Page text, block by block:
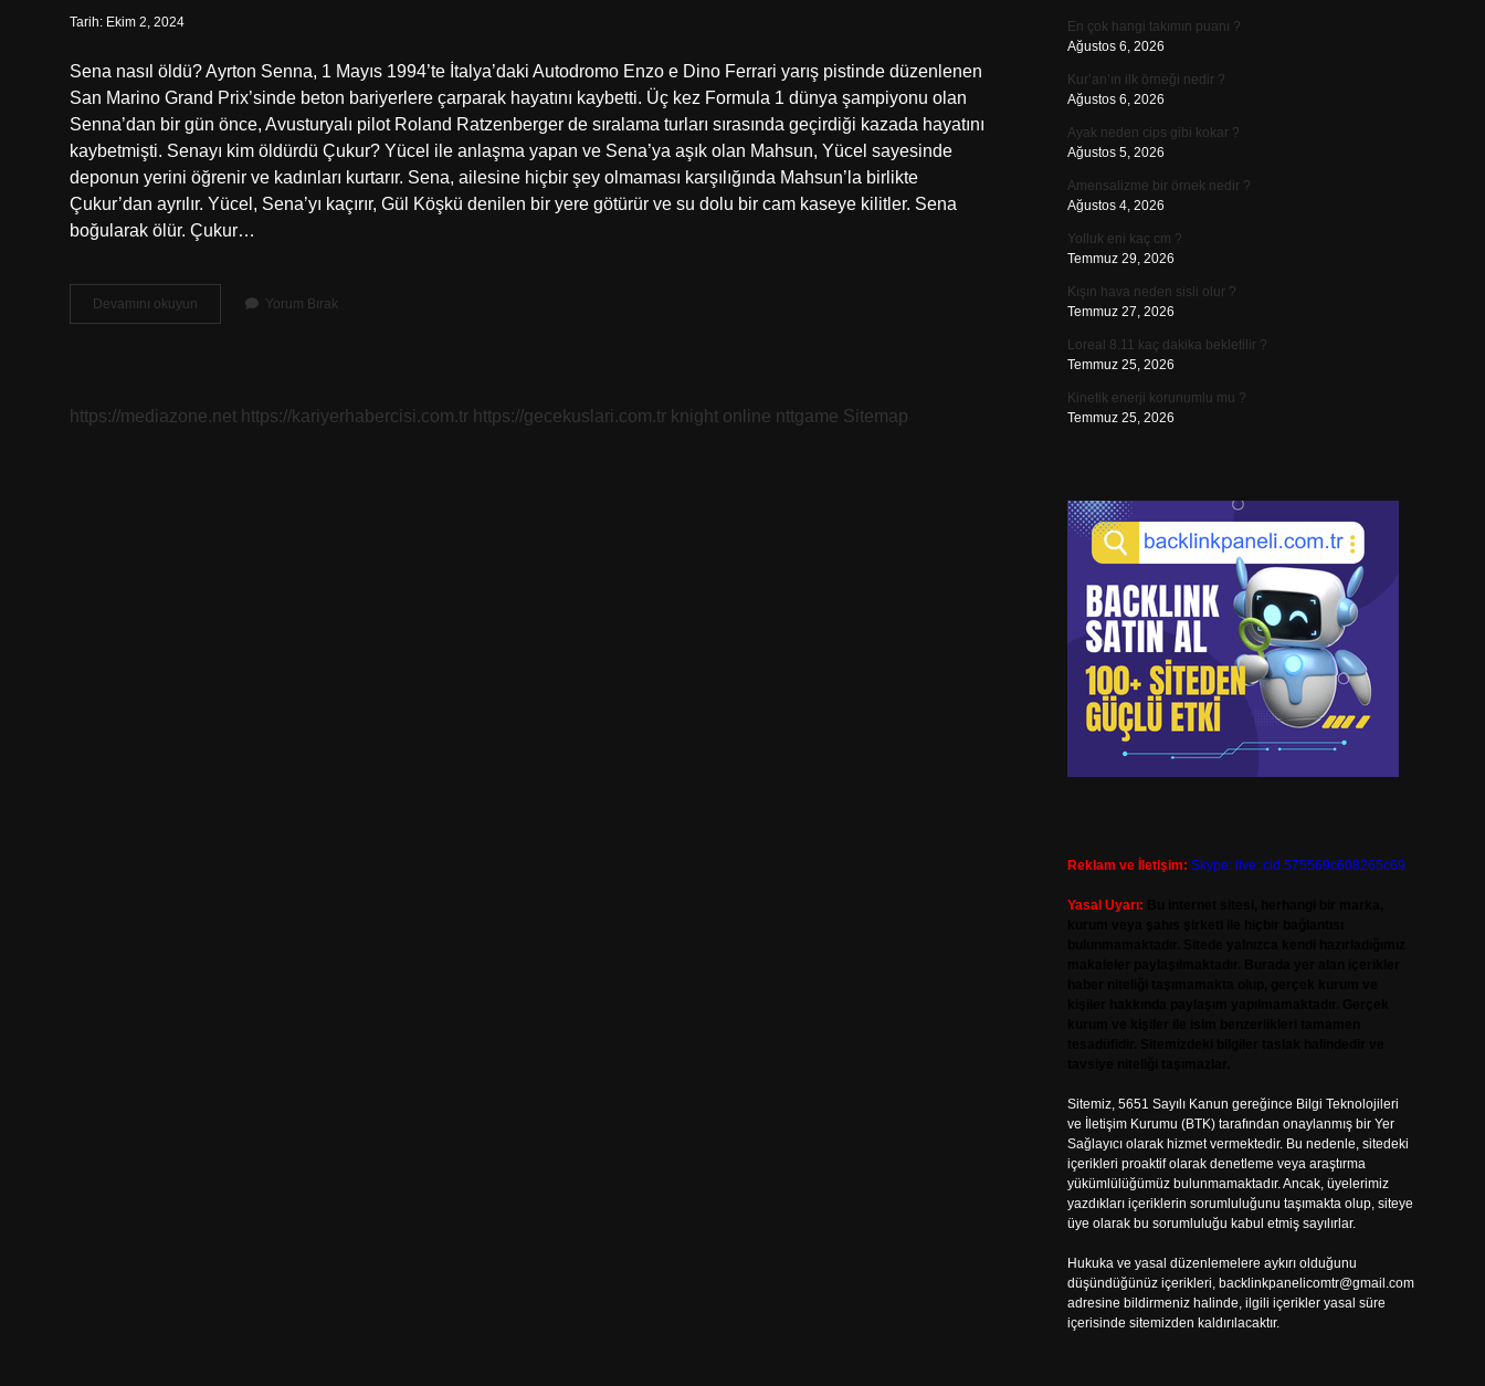
Tarih: Ekim 2, 2024
Sena nasıl öldü? Ayrton Senna, 1 Mayıs 1994’te İtalya’daki Autodromo Enzo e Dino Ferrari yarış pistinde düzenlenen
San Marino Grand Prix’sinde beton bariyerlere çarparak hayatını kaybetti. Üç kez Formula 1 dünya şampiyonu olan
Senna’dan bir gün önce, Avusturyalı pilot Roland Ratzenberger de sıralama turları sırasında geçirdiği kazada hayatını
kaybetmişti. Senayı kim öldürdü Çukur? Yücel ile anlaşma yapan ve Sena’ya aşık olan Mahsun, Yücel sayesinde
deponun yerini öğrenir ve kadınları kurtarır. Sena, ailesine hiçbir şey olmaması karşılığında Mahsun’la birlikte
Çukur’dan ayrılır. Yücel, Sena’yı kaçırır, Gül Köşkü denilen bir yere götürür ve su dolu bir cam kaseye kilitler. Sena
boğularak ölür. Çukur…
Devamını okuyun
Hangi
Yorum Bırak
https://mediazone.net https://kariyerhabercisi.com.tr https://gecekuslari.com.tr knight online nttgame Sitemap
En çok hangi takımın puanı ?
Ağustos 6, 2026
Kur’an’ın ilk örneği nedir ?
Ağustos 6, 2026
Ayak neden cips gibi kokar ?
Ağustos 5, 2026
Amensalizme bir örnek nedir ?
Ağustos 4, 2026
Yolluk eni kaç cm ?
Temmuz 29, 2026
Kışın hava neden sisli olur ?
Temmuz 27, 2026
Loreal 8.11 kaç dakika bekletilir ?
Temmuz 25, 2026
Kinetik enerji korunumlu mu ?
Temmuz 25, 2026
Reklam ve İletişim: Skype: live:.cid.575569c608265c69
Yasal Uyarı:
Sitemiz, 5651 Sayılı Kanun gereğince Bilgi Teknolojileri
ve İletişim Kurumu (BTK) tarafından onaylanmış bir Yer
Sağlayıcı olarak hizmet vermektedir. Bu nedenle, sitedeki
içerikleri proaktif olarak denetleme veya araştırma
yükümlülüğümüz bulunmamaktadır. Ancak, üyelerimiz
yazdıkları içeriklerin sorumluluğunu taşımakta olup, siteye
üye olarak bu sorumluluğu kabul etmiş sayılırlar.
Hukuka ve yasal düzenlemelere aykırı olduğunu
düşündüğünüz içerikleri, backlinkpanelicomtr@gmail.com
adresine bildirmeniz halinde, ilgili içerikler yasal süre
içerisinde sitemizden kaldırılacaktır.